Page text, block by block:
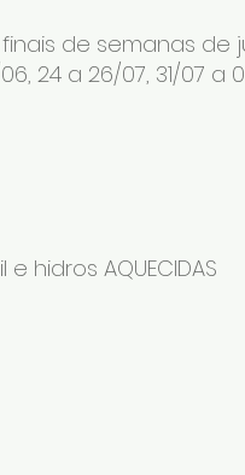
de semanas de
24 a 26/07, 31/07
hidros AQUECIDAS